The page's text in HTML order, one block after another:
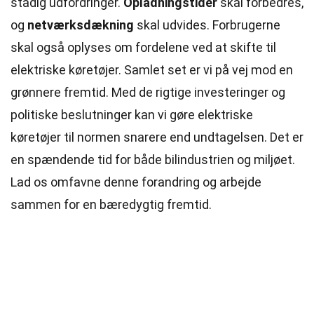
og netværksdækning skal udvides. Forbrugerne
skal også oplyses om fordelene ved at skifte til
elektriske køretøjer. Samlet set er vi på vej mod en
grønnere fremtid. Med de rigtige investeringer og
politiske beslutninger kan vi gøre elektriske
køretøjer til normen snarere end undtagelsen. Det er
en spændende tid for både bilindustrien og miljøet.
Lad os omfavne denne forandring og arbejde
sammen for en bæredygtig fremtid.